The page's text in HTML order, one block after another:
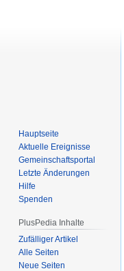
Hauptseite
Aktuelle Ereignisse
Gemeinschafts­portal
Letzte Änderungen
Hilfe
Spenden
PlusPedia Inhalte
Zufälliger Artikel
Alle Seiten
Neue Seiten